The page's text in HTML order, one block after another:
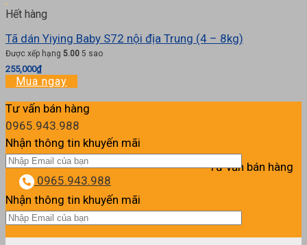
Hết hàng
Tã dán Yiying Baby S72 nội địa Trung (4 – 8kg)
Được xếp hạng 5.00 5 sao
255,000₫
Mua ngay
Tư vấn bán hàng
0965.943.988
Nhận thông tin khuyến mãi
Tư vấn bán hàng
0965.943.988
Nhận thông tin khuyến mãi